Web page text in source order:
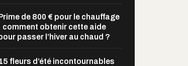
de 800 € pour le chauffage
comment obtenir cette aide
passer l’hiver au chaud ?
fleurs d’été incontournables